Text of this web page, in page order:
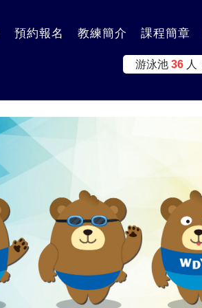
預約報名 教練簡介 課程簡章
游泳池 36 人